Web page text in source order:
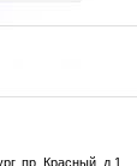
пр. Красный, д.1